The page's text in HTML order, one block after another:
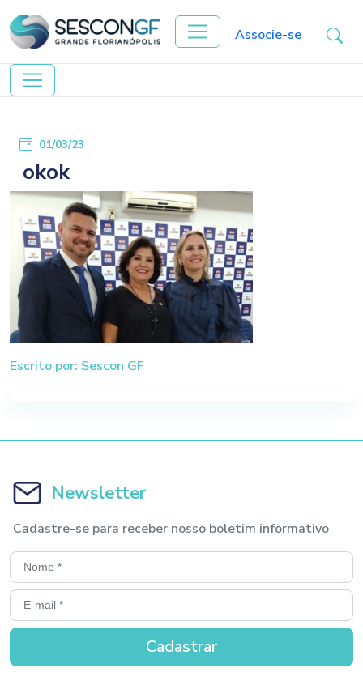
Associe-se
01/03/23
okok
Escrito por: Sescon GF
Newsletter
Cadastre-se para receber nosso boletim informativo